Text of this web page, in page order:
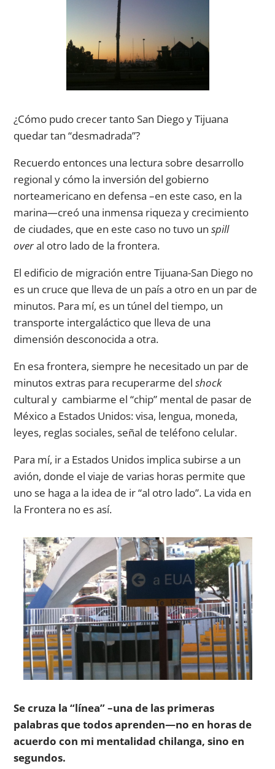
¿Cómo pudo crecer tanto San Diego y Tijuana
quedar tan “desmadrada”?
Recuerdo entonces una lectura sobre desarrollo
regional y cómo la inversión del gobierno
norteamericano en defensa –en este caso, en la
marina—creó una inmensa riqueza y crecimiento
de ciudades, que en este caso no tuvo unspill
overal otro lado de la frontera.
El edificio de migración entre Tijuana-San Diego no
es un cruce que lleva de un país a otro en un par de
minutos. Para mí, es un túnel del tiempo, un
transporte intergaláctico que lleva de una
dimensión desconocida a otra.
En esa frontera, siempre he necesitado un par de
minutos extras para recuperarme delshock
cultural y cambiarme el “chip” mental de pasar de
México a Estados Unidos: visa, lengua, moneda,
leyes, reglas sociales, señal de teléfono celular.
Para mí, ir a Estados Unidos implica subirse a un
avión, donde el viaje de varias horas permite que
uno se haga a la idea de ir “al otro lado”. La vida en
la Frontera no es así.
Se cruza la “línea” –una de las primeras
palabras que todos aprenden—no en horas de
acuerdo con mi mentalidad chilanga, sino en
segundos.